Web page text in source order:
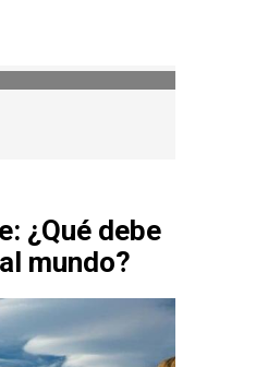
¿Qué debe
mundo?